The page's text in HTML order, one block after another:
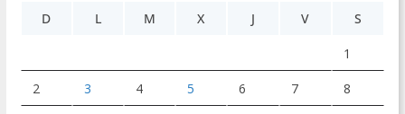
D
L M X J V S
1
2 3 4 5 6 7 8